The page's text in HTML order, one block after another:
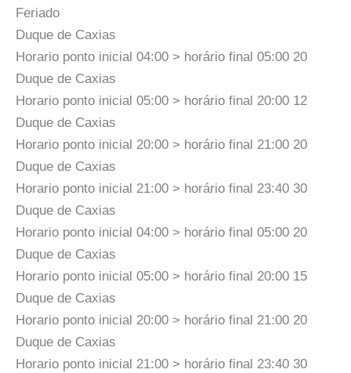
Feriado
Duque de Caxias
Horario ponto inicial 04:00 > horário final 05:00 20
Duque de Caxias
Horario ponto inicial 05:00 > horário final 20:00 12
Duque de Caxias
Horario ponto inicial 20:00 > horário final 21:00 20
Duque de Caxias
Horario ponto inicial 21:00 > horário final 23:40 30
Duque de Caxias
Horario ponto inicial 04:00 > horário final 05:00 20
Duque de Caxias
Horario ponto inicial 05:00 > horário final 20:00 15
Duque de Caxias
Horario ponto inicial 20:00 > horário final 21:00 20
Duque de Caxias
Horario ponto inicial 21:00 > horário final 23:40 30